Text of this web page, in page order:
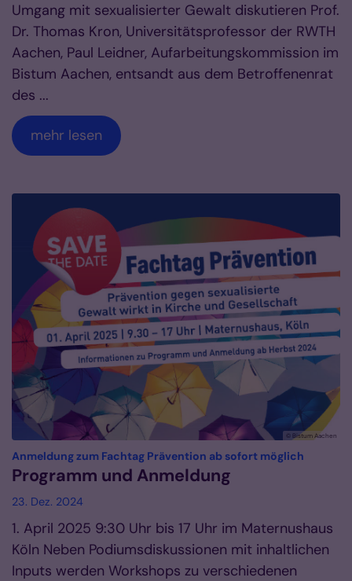
Umgang mit sexualisierter Gewalt diskutieren Prof.
Dr. Thomas Kron, Universitätsprofessor der RWTH
Aachen, Paul Leidner, Aufarbeitungskommission im
Bistum Aachen, entsandt aus dem Betroffenenrat
des ...
mehr lesen
© Bistum Aachen
Anmeldung zum Fachtag Prävention ab sofort möglich
Programm und Anmeldung
23. Dez. 2024
1. April 2025 9:30 Uhr bis 17 Uhr im Maternushaus
Köln Neben Podiumsdiskussionen mit inhaltlichen
Inputs werden Workshops zu verschiedenen